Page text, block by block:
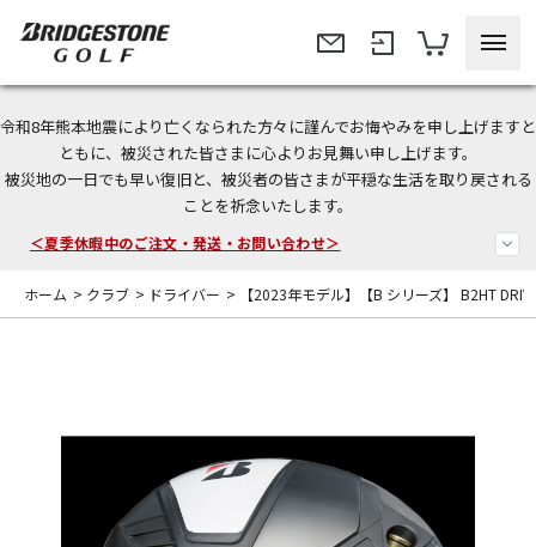
令和8年熊本地震により亡くなられた方々に謹んでお悔やみを申し上げますと
ともに、被災された皆さまに心よりお見舞い申し上げます。
被災地の一日でも早い復旧と、被災者の皆さまが平穏な生活を取り戻される
ことを祈念いたします。
今なら新規会員登録で1,000円OFFクーポンプレゼント！
＜商品配送に関するお知らせ＞
＜夏季休暇中のご注文・発送・お問い合わせ＞
ホーム > クラブ > ドライバー > 【2023年モデル】【B シリーズ】 B2HT